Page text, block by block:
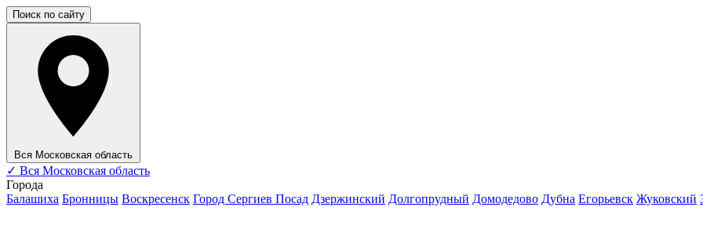
Поиск по сайту
Вся Московская область
✓ Вся Московская область
Города
Балашиха Бронницы Воскресенск Город Сергиев Посад Дзержинский Долгопрудный Домодедово Дубна Егорьевск Жуковский